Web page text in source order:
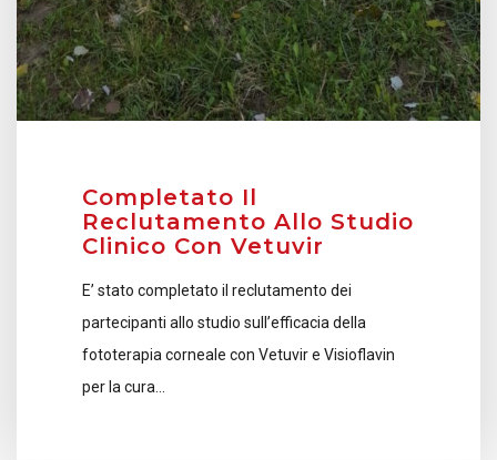
Completato Il
Reclutamento Allo Studio
Clinico Con Vetuvir
E’ stato completato il reclutamento dei
partecipanti allo studio sull’efficacia della
fototerapia corneale con Vetuvir e Visioflavin
per la cura…